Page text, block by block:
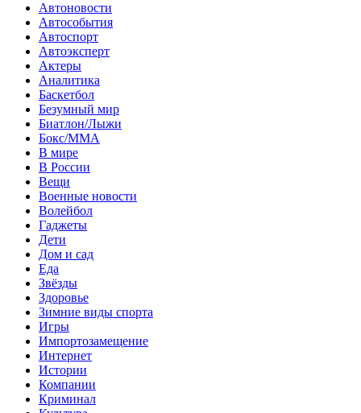
Автоновости
Автособытия
Автоспорт
Автоэксперт
Актеры
Аналитика
Баскетбол
Безумный мир
Биатлон/Лыжи
Бокс/MMA
В мире
В России
Вещи
Военные новости
Волейбол
Гаджеты
Дети
Дом и сад
Еда
Звёзды
Здоровье
Зимние виды спорта
Игры
Импортозамещение
Интернет
Истории
Компании
Криминал